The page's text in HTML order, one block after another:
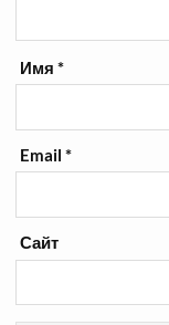
Имя*
Email*
Сайт